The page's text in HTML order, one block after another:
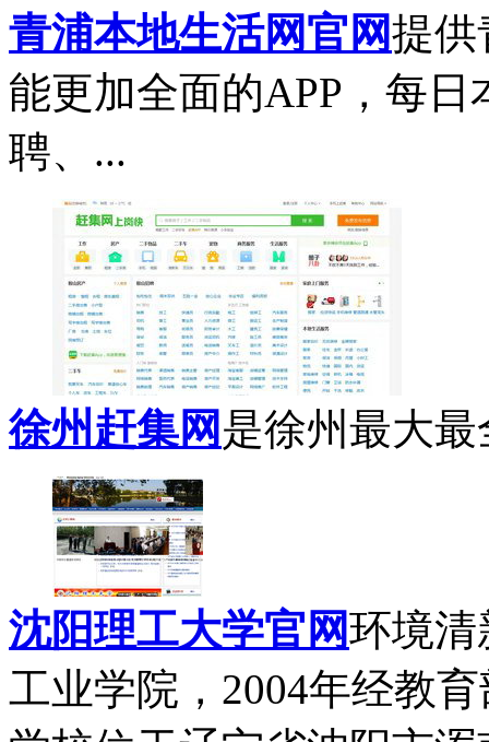
青浦本地生活网官网提供
能更加全面的APP，每
聘、...
徐州赶集网 是徐州最大
沈阳理工大学官网环境清
工业学院，2004年经教